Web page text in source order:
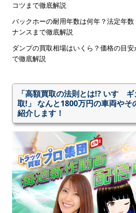
コツまで徹底解説
バックホーの耐用年数は何年？法定年
ナンスまで徹底解説
ダンプの買取相場はいくら？価格の目
で徹底解説
「高額買取の法則とは!? いすゞ
取!」 なんと1800万円の車両やそ
紹介します！